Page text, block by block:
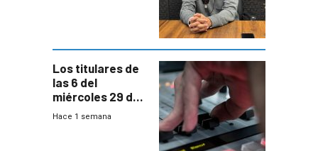
Los titulares de
las 6 del
miércoles 29 de
julio de 2026
Hace 1 semana